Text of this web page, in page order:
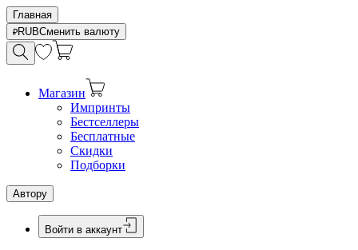
Главная
RUBСменить валюту
Магазин
Импринты
Бестселлеры
Бесплатные
Скидки
Подборки
Автору
Войти в аккаунт